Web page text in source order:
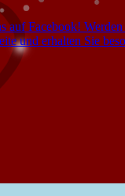
auf Facebook!
und erhalten Sie